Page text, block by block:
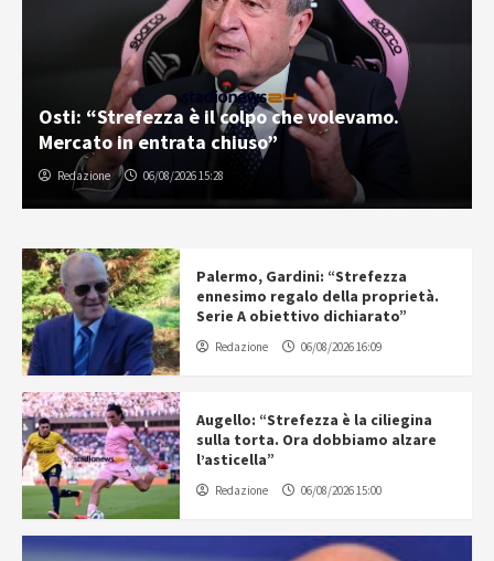
Osti: “Strefezza è il colpo che volevamo.
Mercato in entrata chiuso”
Redazione 06/08/2026 15:28
Palermo, Gardini: “Strefezza
ennesimo regalo della proprietà.
Serie A obiettivo dichiarato”
Redazione 06/08/2026 16:09
Augello: “Strefezza è la ciliegina
sulla torta. Ora dobbiamo alzare
l’asticella”
Redazione 06/08/2026 15:00